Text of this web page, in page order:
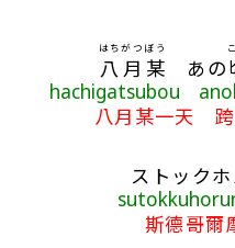
八
はち
月
がつ
某
ぼう
あの
hachigatsubou
八月某一天
ストック
斯德哥爾